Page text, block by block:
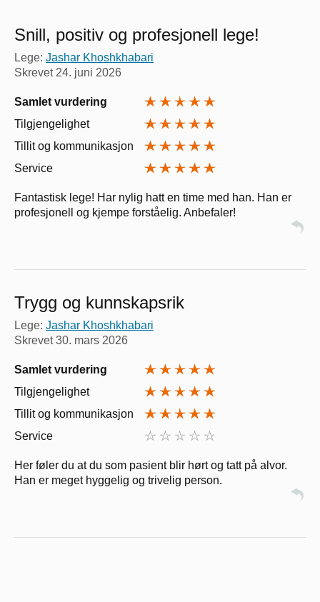
Snill, positiv og profesjonell lege!
Lege: Jashar Khoshkhabari
Skrevet 24. juni 2026
Samlet vurdering
Tilgjengelighet
Tillit og kommunikasjon
Service
Fantastisk lege! Har nylig hatt en time med han. Han er
profesjonell og kjempe forståelig. Anbefaler!
Trygg og kunnskapsrik
Lege: Jashar Khoshkhabari
Skrevet30. mars 2026
Samlet vurdering
Tilgjengelighet
Tillit og kommunikasjon
Service
Her føler du at du som pasient blir hørt og tatt på alvor.
Han er meget hyggelig og trivelig person.